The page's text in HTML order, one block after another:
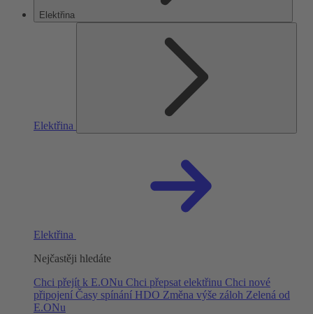
Elektřina
Elektřina
Elektřina
Nejčastěji hledáte
Chci přejít k E.ONu Chci přepsat elektřinu Chci nové
připojení Časy spínání HDO Změna výše záloh Zelená od
E.ONu